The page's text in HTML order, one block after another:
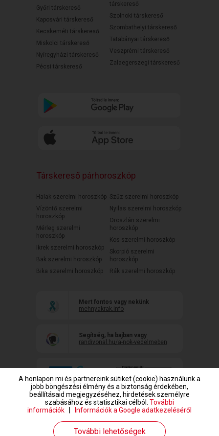
Győri társkereső
Kaposvári társkereső
Kecskeméti társkereső
Miskolci társkereső
Nyíregyházi társkereső
Pécsi társkereső
társkereső
Szolnoki társkereső
Szombathelyi társkereső
Tatabányai társkereső
Veszprémi társkereső
Zalaegerszegi társkereső
Társkereső párhoroszkóp
Halak szerelmi horoszkóp
Vízöntő szerelmi
horoszkóp
Mérleg szerelmi
horoszkóp
Ikrek szerelmi horoszkóp
Bak szerelmi horoszkóp
Bika szerelmi horoszkóp
Szűz szerelmi horoszkóp
Nyilas szerelmi horoszkóp
Oroszlán szerelmi
horoszkóp
Kos szerelmi horoszkóp
Skorpió szerelmi
horoszkóp
Rák szerelmi horoszkóp
Mert fontos vagy nekünk
mehnyakrak.info
Segítség, ha bajban vagy
randivonal.hu/a-nok-vedelmeben
www.randivonal.hu © Copyright 1999-2026 Dating Central Europe Zrt.
A honlapon mi és partnereink sütiket (cookie) használunk a
jobb böngészési élmény és a biztonság érdekében,
beállításaid megjegyzéséhez, hirdetések személyre
szabásához és statisztikai célból. További
információk
Információk a Google adatkezeléséről
További lehetőségek